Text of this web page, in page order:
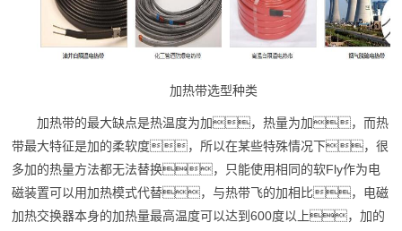
加热带选型种类
加热带的最大缺点是热温度为加，热量为加，而热
带最大特征是加的柔软度，所以在某些特殊情况下，很
多加的热量方法都无法替换，只能使用相同的软Fly作为电
磁装置可以用加热模式代替，与热带飞的加相比，电磁
加热交换器本身的加热量最高温度可以达到600度以上，加的